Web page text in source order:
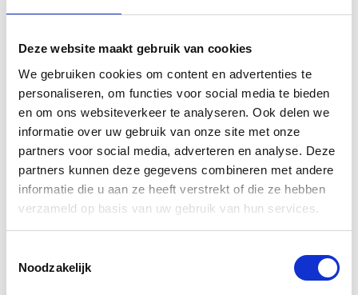
Deze website maakt gebruik van cookies
We gebruiken cookies om content en advertenties te
personaliseren, om functies voor social media te bieden
en om ons websiteverkeer te analyseren. Ook delen we
informatie over uw gebruik van onze site met onze
partners voor social media, adverteren en analyse. Deze
partners kunnen deze gegevens combineren met andere
informatie die u aan ze heeft verstrekt of die ze hebben
verzameld op basis van uw gebruik van hun services.
Noodzakelijk
A3 poster (42 x 29,7 cm)
grams papier, super kwaliteit! Voor
14.00 uur besteld, dezelfde dag nog
geprint en verzonden! (ma t/m vr.)
€4,50
A4 poster (29,7 x 21 cm)
kwaliteit, afgedrukt op schitterend 170
grams papier. Voor 14.00 uur besteld,